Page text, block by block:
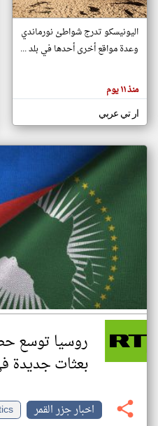
هنا عن
وجهة
كاتبيها.
اليونيسكو تدرج شواطئ نورماندي
وعدة مواقع أخرى أحدها في بلد ...
منذ ١١ يوم
ار تي عربي
روسيا توسع
بعثات جديدة في 4 دول
اخبار جزر القمر